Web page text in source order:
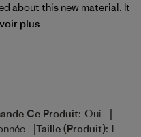
about this new material. It
plus
Ce Produit: Oui |
|Taille (produit): L